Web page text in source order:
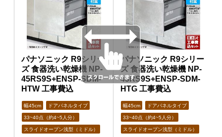
パナソニック R9シリー
ズ 食器洗い乾燥機 NP-
45RS9S+ENSP-SDM-
HTW 工事費込
幅45cm ドアパネルタイプ
33~40点（約4~5人分）
スライドオープン浅型（ミドル）
パナソニック R9シリー
ズ 食器洗い乾燥機 NP-
45RS9S+ENSP-SDM-
HTG 工事費込
幅45cm ドアパネルタイプ
33~40点（約4~5人分）
スライドオープン浅型（ミドル）